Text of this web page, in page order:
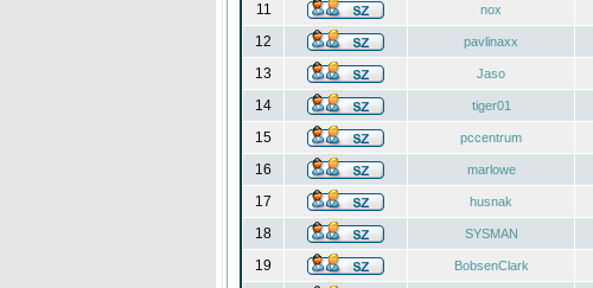
11
nox
12
pavlinaxx
13
Jaso
14
tiger01
15
pccentrum
16
marlowe
17
husnak
18
SYSMAN
19
BobsenClark